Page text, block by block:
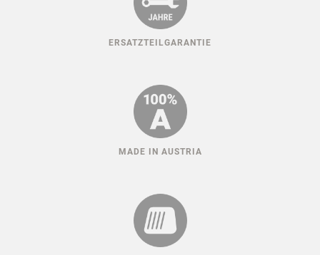
ERSATZTEILGARANTIE
MADE IN AUSTRIA